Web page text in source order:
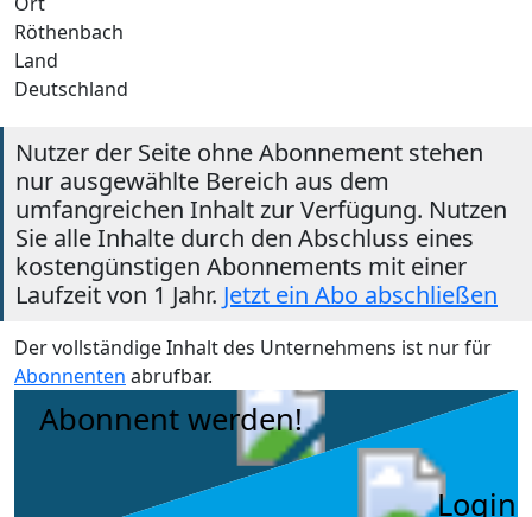
Röthenbach
Land
Deutschland
Nutzer der Seite ohne Abonnement stehen
nur ausgewählte Bereich aus dem
umfangreichen Inhalt zur Verfügung. Nutzen
Sie alle Inhalte durch den Abschluss eines
kostengünstigen Abonnements mit einer
Laufzeit von 1 Jahr. Jetzt ein Abo abschließen
Der vollständige Inhalt des Unternehmens ist nur für
Abonnenten abrufbar.
Abonnent werden!
Login